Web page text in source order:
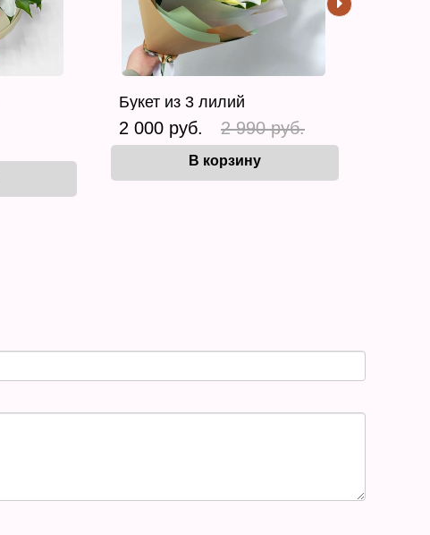
Букет из 3 лилий
2 000 руб. 2 990 руб.
В корзину